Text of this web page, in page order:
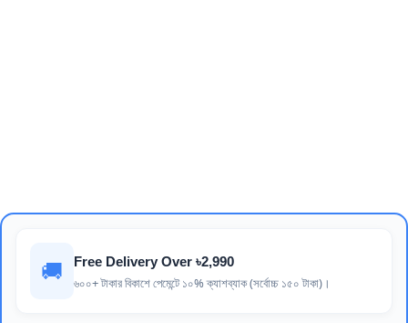
🚚 Free Delivery Over ৳2,990
৬০০+ টাকার বিকাশে পেমেন্টে ১০% ক্যাশব্যাক (সর্বোচ্চ ১৫০ টাকা)।